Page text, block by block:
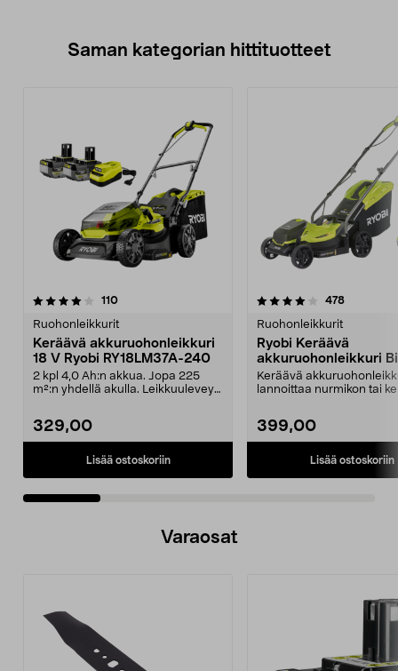
Saman kategorian hittituotteet
110arvostelut
Ruohonleikkurit
Keräävä akkuruohonleikkuri
18 V Ryobi RY18LM37A-240
2 kpl 4,0 Ah:n akkua. Jopa 225
m²:n yhdellä akulla. Leikkuuleveys
329,00
Lisää ostoskoriin
4.0 viidestä
478arvostelut
Ruohonleikkurit
Ryobi Keräävä
akkuruohonleikkuri
18 V, RLM18X33B50
Keräävä
lannoittaa nurmikon tai
399,00
Lisää ostoskoriin
4.5 viidestä
Varaosat